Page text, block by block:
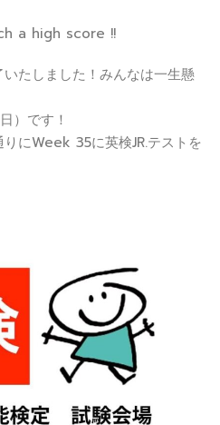
a high score !!
たしました！みんなは一生懸
）です！
にWeek 35に英検JR.テストを